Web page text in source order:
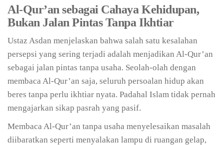
Al-Qur’an sebagai Cahaya Kehidupan,
Bukan Jalan Pintas Tanpa Ikhtiar
Ustaz Asdan menjelaskan bahwa salah satu kesalahan
persepsi yang sering terjadi adalah menjadikan Al-Qur’an
sebagai jalan pintas tanpa usaha. Seolah-olah dengan
membaca Al-Qur’an saja, seluruh persoalan hidup akan
beres tanpa perlu ikhtiar nyata. Padahal Islam tidak pernah
mengajarkan sikap pasrah yang pasif.
Membaca Al-Qur’an tanpa usaha menyelesaikan masalah
diibaratkan seperti menyalakan lampu di ruangan gelap,